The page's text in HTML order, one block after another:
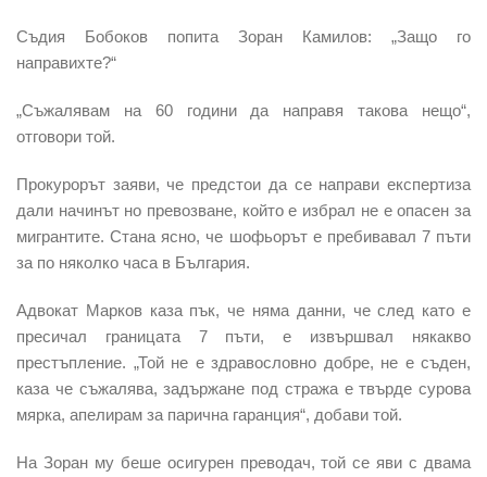
Съдия Бобоков попита Зоран Камилов: „Защо го
направихте?“
„Съжалявам на 60 години да направя такова нещо“,
отговори той.
Прокурорът заяви, че предстои да се направи експертиза
дали начинът но превозване, който е избрал не е опасен за
мигрантите. Стана ясно, че шофьорът е пребивавал 7 пъти
за по няколко часа в България.
Адвокат Марков каза пък, че няма данни, че след като е
пресичал границата 7 пъти, е извършвал някакво
престъпление. „Той не е здравословно добре, не е съден,
каза че съжалява, задържане под стража е твърде сурова
мярка, апелирам за парична гаранция“, добави той.
На Зоран му беше осигурен преводач, той се яви с двама